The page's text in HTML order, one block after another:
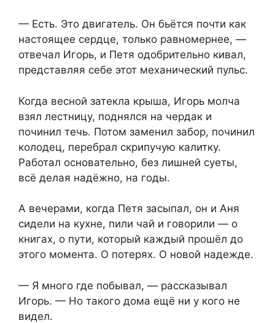
— Есть. Это двигатель. Он бьётся почти как
настоящее сердце, только равномернее, —
отвечал Игорь, и Петя одобрительно кивал,
представляя себе этот механический пульс.
Когда весной затекла крыша, Игорь молча
взял лестницу, поднялся на чердак и
починил течь. Потом заменил забор, починил
колодец, перебрал скрипучую калитку.
Работал основательно, без лишней суеты,
всё делая надёжно, на годы.
А вечерами, когда Петя засыпал, он и Аня
сидели на кухне, пили чай и говорили — о
книгах, о пути, который каждый прошёл до
этого момента. О потерях. О новой надежде.
— Я много где побывал, — рассказывал
Игорь. — Но такого дома ещё ни у кого не
видел.